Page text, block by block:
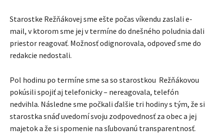
Starostke Režňákovej sme ešte počas víkendu zaslali e-
mail, v ktorom sme jej v termíne do dnešného poludnia dali
priestor reagovať. Možnosť odignorovala, odpoveď sme do
redakcie nedostali.
Pol hodinu po termíne sme sa so starostkou Režňákovou
pokúsili spojiť aj telefonicky – nereagovala, telefón
nedvihla. Následne sme počkali ďalšie tri hodiny s tým, že si
starostka snáď uvedomí svoju zodpovednosť za obec a jej
majetok a že si spomenie na sľubovanú transparentnosť.